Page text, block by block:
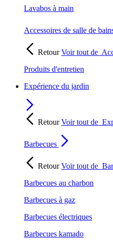
Lavabos à main
Accessoires de salle de
RetourVoir tout de
Produits d'entretien
Expérience du jardin
RetourVoir tout de
Barbecues
RetourVoir tout de
Barbecues au charbon
Barbecues à gaz
Barbecues électriques
Barbecues kamado